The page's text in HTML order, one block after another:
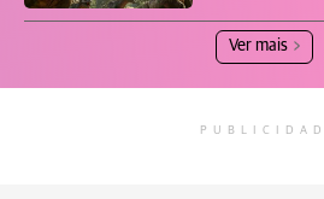
Ver mais